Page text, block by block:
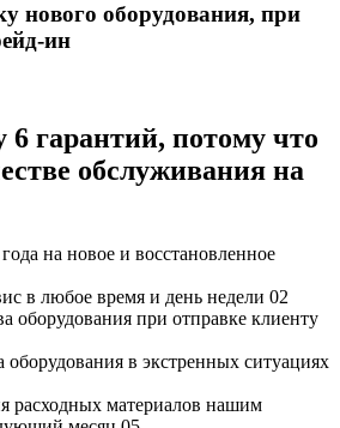
нового оборудования, при
ин
гарантий, потому что
обслуживания на
на новое и восстановленное
в любое время и день недели 02
оборудования при отправке клиенту
оборудования в экстренных ситуациях
расходных материалов нашим